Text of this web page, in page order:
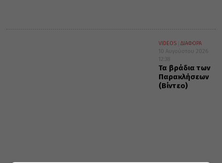
VIDEOS
ΔΙΑΦΟΡΑ
10 Αυγούστου 2026
12:38
Τα βράδια των
Παρακλήσεων
(Βίντεο)